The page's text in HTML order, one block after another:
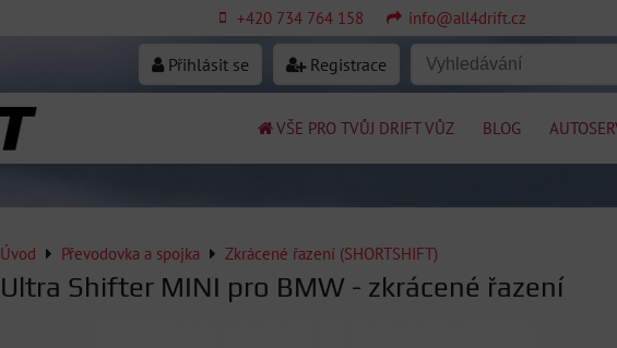
+420 734 764 158 info@all4drift.cz
Přihlásit se Registrace
VŠE PRO TVŮJ DRIFT VŮZ BLOG
Úvod Převodovka a spojka Zkrácené řazení (SHORTSHIFT)
Ultra Shifter MINI pro BMW - zkrácené řazení